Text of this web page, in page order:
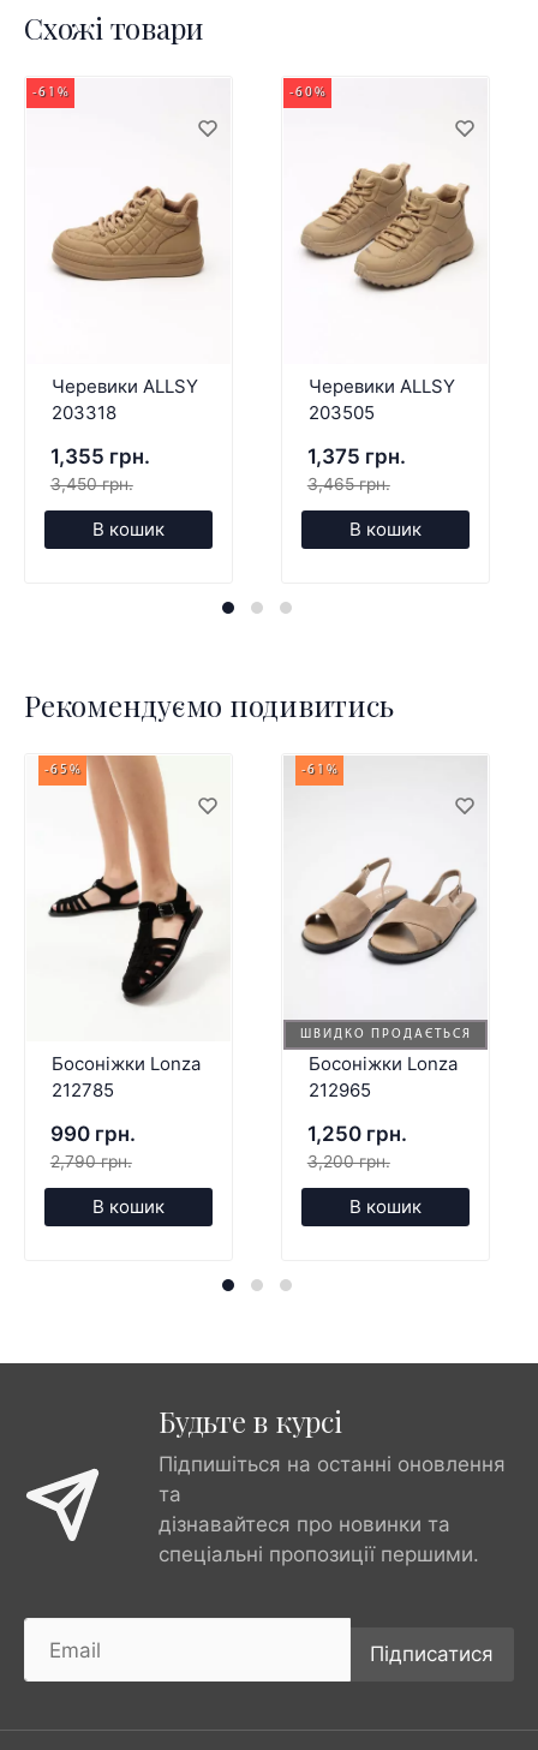
Схожі товари
-61%
Черевики ALLSY
203318
1,355 грн.
3,450 грн.
В кошик
-60%
Черевики ALLSY
203505
1,375 грн.
3,465 грн.
В кошик
Рекомендуємо подивитись
-65%
Босоніжки Lonza
212785
990 грн.
2,790 грн.
В кошик
ШВИДКО ПРОДАЄТЬСЯ
-61%
Босоніжки Lonza
212965
1,250 грн.
3,200 грн.
В кошик
Будьте в курсі
Підпишіться на останні оновлення
та
дізнавайтеся про новинки та
спеціальні пропозиції першими.
Підписатися